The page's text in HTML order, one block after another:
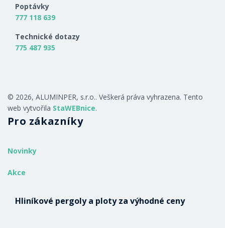
Poptávky
777 118 639
Technické dotazy
775 487 935
© 2026, ALUMINPER, s.r.o.. Veškerá práva vyhrazena. Tento
web vytvořila StaWEBnice.
Pro zákazníky
Novinky
Akce
Hliníkové pergoly a ploty za výhodné ceny